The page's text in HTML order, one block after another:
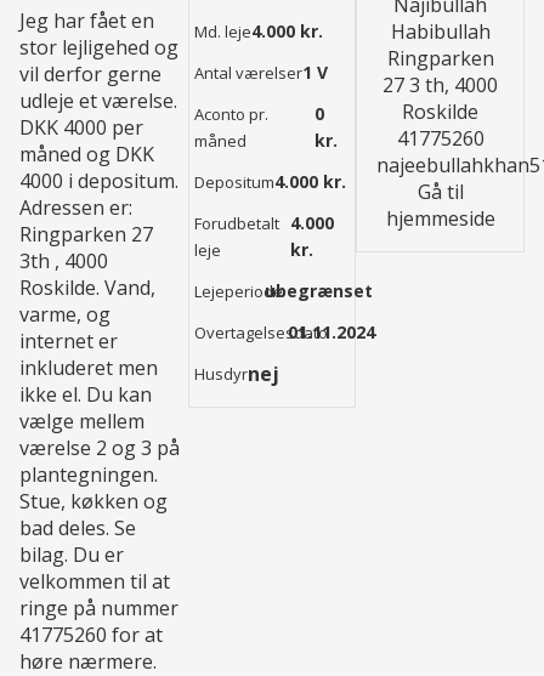
Md. leje4.000 kr.
Antal værelser1 V
Aconto pr.
måned
0
kr.
Depositum4.000 kr.
Forudbetalt
leje
4.000
kr.
Lejeperiodeubegrænset
Overtagelsesdato01.11.2024
Husdyrnej
Jeg har fået en
stor lejligehed og
vil derfor gerne
udleje et værelse.
DKK 4000 per
måned og DKK
4000 i depositum.
Adressen er:
Ringparken 27
3th , 4000
Roskilde. Vand,
varme, og
internet er
inkluderet men
ikke el. Du kan
vælge mellem
værelse 2 og 3 på
plantegningen.
Stue, køkken og
bad deles. Se
bilag. Du er
velkommen til at
ringe på nummer
41775260 for at
høre nærmere.
Habibullah
Ringparken
27 3 th, 4000
Roskilde
41775260
Gå til
hjemmeside